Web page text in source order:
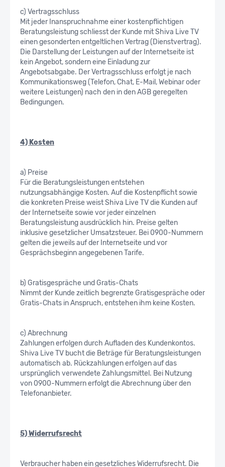
c) Vertragsschluss
Mit jeder Inanspruchnahme einer kostenpflichtigen
Beratungsleistung schliesst der Kunde mit Shiva Live TV
einen gesonderten entgeltlichen Vertrag (Dienstvertrag).
Die Darstellung der Leistungen auf der Internetseite ist
kein Angebot, sondern eine Einladung zur
Angebotsabgabe. Der Vertragsschluss erfolgt je nach
Kommunikationsweg (Telefon, Chat, E-Mail, Webinar oder
weitere Leistungen) nach den in den AGB geregelten
Bedingungen.
4) Kosten
a) Preise
Für die Beratungsleistungen entstehen
nutzungsabhängige Kosten. Auf die Kostenpflicht sowie
die konkreten Preise weist Shiva Live TV die Kunden auf
der Internetseite sowie vor jeder einzelnen
Beratungsleistung ausdrücklich hin. Preise gelten
inklusive gesetzlicher Umsatzsteuer. Bei 0900-Nummern
gelten die jeweils auf der Internetseite und vor
Gesprächsbeginn angegebenen Tarife.
b) Gratisgespräche und Gratis-Chats
Nimmt der Kunde zeitlich begrenzte Gratisgespräche oder
Gratis-Chats in Anspruch, entstehen ihm keine Kosten.
c) Abrechnung
Zahlungen erfolgen durch Aufladen des Kundenkontos.
Shiva Live TV bucht die Beträge für Beratungsleistungen
automatisch ab. Rückzahlungen erfolgen auf das
ursprünglich verwendete Zahlungsmittel. Bei Nutzung
von 0900-Nummern erfolgt die Abrechnung über den
Telefonanbieter.
5) Widerrufsrecht
Verbraucher haben ein gesetzliches Widerrufsrecht. Die